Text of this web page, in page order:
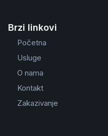
Brzi linkovi
Početna
Usluge
O nama
Kontakt
Zakazivanje